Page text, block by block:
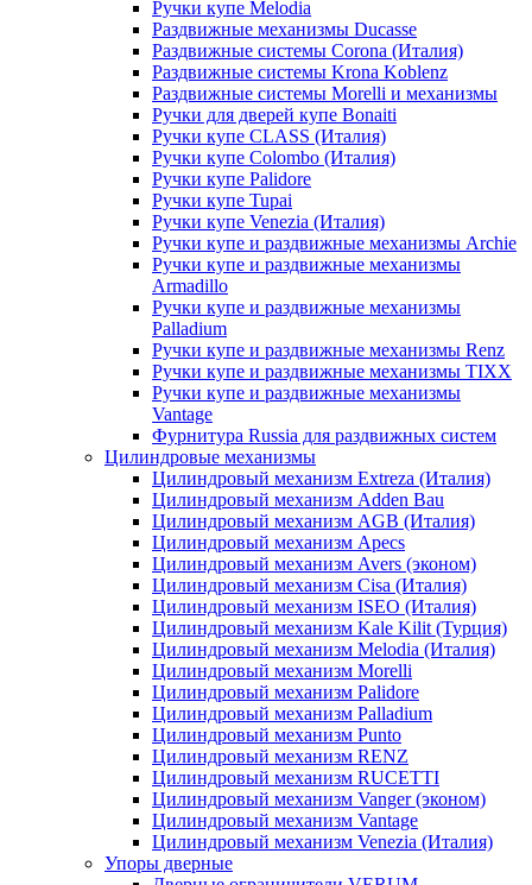
Ручки купе Melodia
Раздвижные механизмы Ducasse
Раздвижные системы Corona (Италия)
Раздвижные системы Krona Koblenz
Раздвижные системы Morelli и механизмы
Ручки для дверей купе Bonaiti
Ручки купе CLASS (Италия)
Ручки купе Colombo (Италия)
Ручки купе Palidore
Ручки купе Tupai
Ручки купе Venezia (Италия)
Ручки купе и раздвижные механизмы Archie
Ручки купе и раздвижные механизмы
Armadillo
Ручки купе и раздвижные механизмы
Palladium
Ручки купе и раздвижные механизмы Renz
Ручки купе и раздвижные механизмы TIXX
Ручки купе и раздвижные механизмы
Vantage
Фурнитура Russia для раздвижных систем
Цилиндровые механизмы
Цилиндровый механизм Extreza (Италия)
Цилиндровый механизм Adden Bau
Цилиндровый механизм AGB (Италия)
Цилиндровый механизм Apecs
Цилиндровый механизм Avers (эконом)
Цилиндровый механизм Cisa (Италия)
Цилиндровый механизм ISEO (Италия)
Цилиндровый механизм Kale Kilit (Турция)
Цилиндровый механизм Melodia (Италия)
Цилиндровый механизм Morelli
Цилиндровый механизм Palidore
Цилиндровый механизм Palladium
Цилиндровый механизм Punto
Цилиндровый механизм RENZ
Цилиндровый механизм RUCETTI
Цилиндровый механизм Vanger (эконом)
Цилиндровый механизм Vantage
Цилиндровый механизм Venezia (Италия)
Упоры дверные